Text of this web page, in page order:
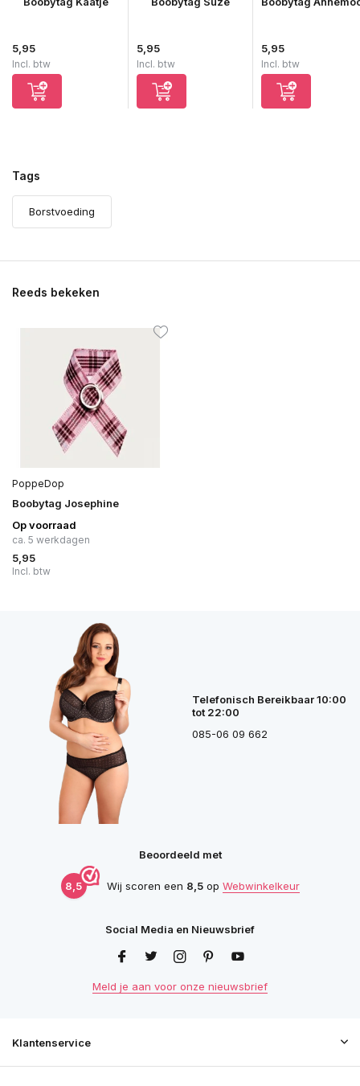
5,95
Incl. btw
5,95
Incl. btw
5,95
Incl. btw
Tags
Borstvoeding
Reeds bekeken
PoppeDop
Boobytag Josephine
Op voorraad
ca. 5 werkdagen
5,95
Incl. btw
Telefonisch Bereikbaar 10:00
tot 22:00
085-06 09 662
Beoordeeld met
8,5 Wij scoren een 8,5op Webwinkelkeur
Social Media en Nieuwsbrief
Meld je aan voor onze nieuwsbrief
Klantenservice